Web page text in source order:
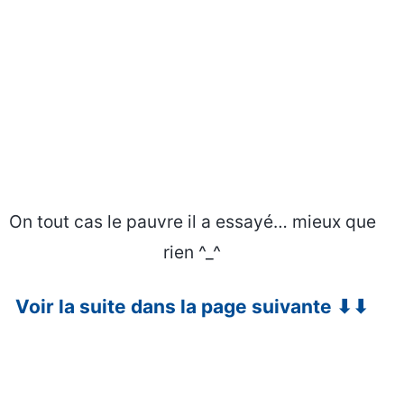
On tout cas le pauvre il a essayé… mieux que
rien ^_^
Voir la suite dans la page suivante ⬇⬇